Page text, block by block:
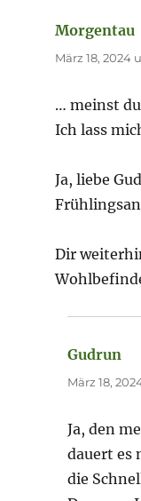
Morgentau
März 18, 2024
… meinst
Ich lass
Ja, liebe
Dir
Gudrun
März 18,
Ja, den
dauert es
die